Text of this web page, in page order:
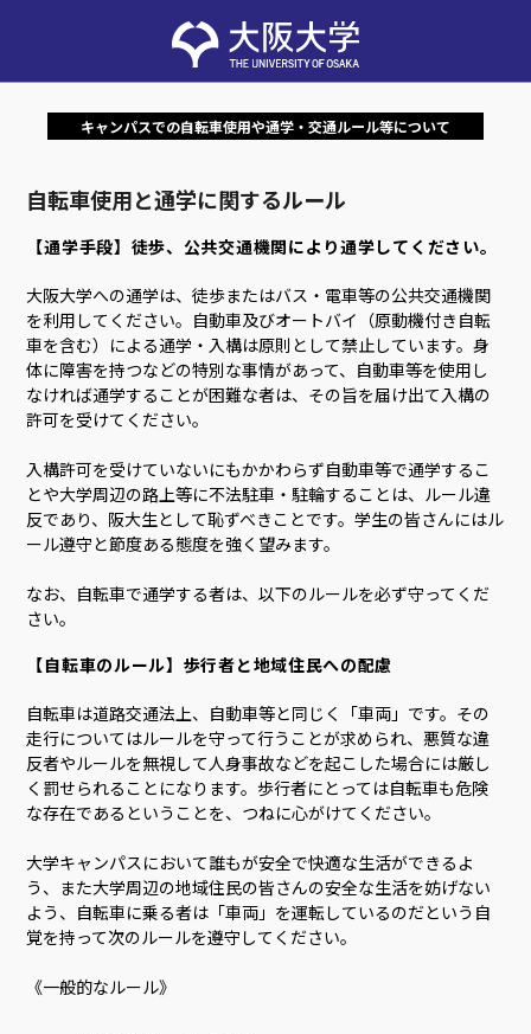
キャンパスでの自転車使用や通学・交通ルール等について
自転車使用と通学に関するルール
【通学手段】徒歩、公共交通機関により通学してください。
大阪大学への通学は、徒歩またはバス・電車等の公共交通機関
を利用してください。自動車及びオートバイ（原動機付き自転
車を含む）による通学・入構は原則として禁止しています。身
体に障害を持つなどの特別な事情があって、自動車等を使用し
なければ通学することが困難な者は、その旨を届け出て入構の
許可を受けてください。
入構許可を受けていないにもかかわらず自動車等で通学するこ
とや大学周辺の路上等に不法駐車・駐輪することは、ルール違
反であり、阪大生として恥ずべきことです。学生の皆さんにはル
ール遵守と節度ある態度を強く望みます。
なお、自転車で通学する者は、以下のルールを必ず守ってくだ
さい。
【自転車のルール】歩行者と地域住民への配慮
自転車は道路交通法上、自動車等と同じく「車両」です。その
走行についてはルールを守って行うことが求められ、悪質な違
反者やルールを無視して人身事故などを起こした場合には厳し
く罰せられることになります。歩行者にとっては自転車も危険
な存在であるということを、つねに心がけてください。
大学キャンパスにおいて誰もが安全で快適な生活ができるよ
う、また大学周辺の地域住民の皆さんの安全な生活を妨げない
よう、自転車に乗る者は「車両」を運転しているのだという自
覚を持って次のルールを遵守してください。
《一般的なルール》